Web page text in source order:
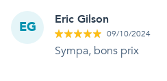
EG Eric Gilson
09/10/2024
Sympa, bons prix